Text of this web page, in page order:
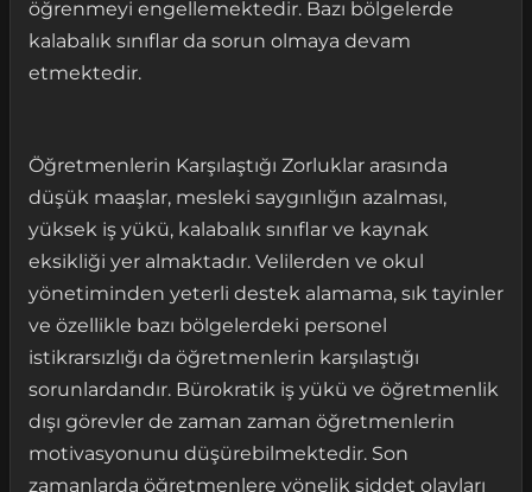
öğrenmeyi engellemektedir. Bazı bölgelerde
kalabalık sınıflar da sorun olmaya devam
etmektedir.
Öğretmenlerin Karşılaştığı Zorluklar arasında
düşük maaşlar, mesleki saygınlığın azalması,
yüksek iş yükü, kalabalık sınıflar ve kaynak
eksikliği yer almaktadır. Velilerden ve okul
yönetiminden yeterli destek alamama, sık tayinler
ve özellikle bazı bölgelerdeki personel
istikrarsızlığı da öğretmenlerin karşılaştığı
sorunlardandır. Bürokratik iş yükü ve öğretmenlik
dışı görevler de zaman zaman öğretmenlerin
motivasyonunu düşürebilmektedir. Son
zamanlarda öğretmenlere yönelik şiddet olayları